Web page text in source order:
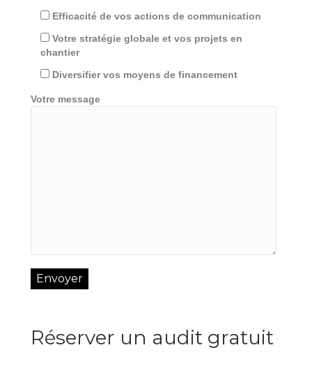
Efficacité de vos actions de communication
Votre stratégie globale et vos projets en
chantier
Diversifier vos moyens de financement
Votre message
Réserver un audit gratuit